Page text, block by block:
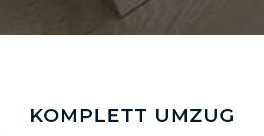
KOMPLETT UMZUG